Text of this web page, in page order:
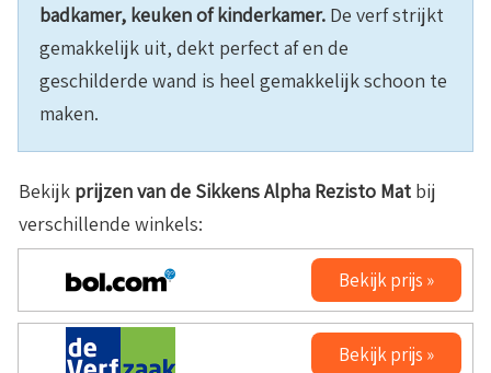
badkamer, keuken of kinderkamer. De verf strijkt
gemakkelijk uit, dekt perfect af en de
geschilderde wand is heel gemakkelijk schoon te
maken.
Bekijk prijzen van de Sikkens Alpha Rezisto Mat bij
verschillende winkels:
Bekijk prijs »
Bekijk prijs »